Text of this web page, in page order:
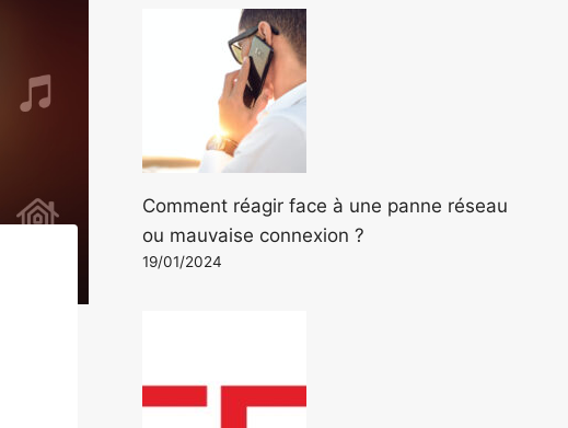
Comment réagir face à une panne réseau
ou mauvaise connexion ?
19/01/2024